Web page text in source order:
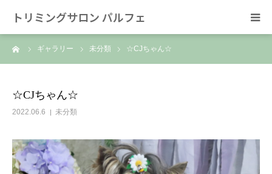
トリミングサロン パルフェ
ギャラリー 未分類 ☆CJちゃん☆
☆CJちゃん☆
2022.06.6 未分類
HOME
スタッフ